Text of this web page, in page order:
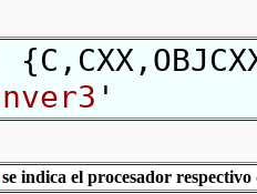
'
indica el procesador respectivo